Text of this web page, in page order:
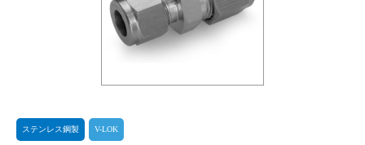
製品カタログダウンロード
よくあるご質問(FAQ)・用語集
ステンレス鋼製 V-LOK